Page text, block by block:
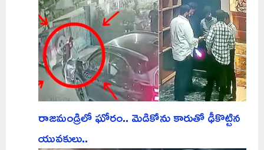
రాజమండ్రిలో ఘోరం.. మెడికోను కారుతో ఢీకొట్టిన
యువకులు..